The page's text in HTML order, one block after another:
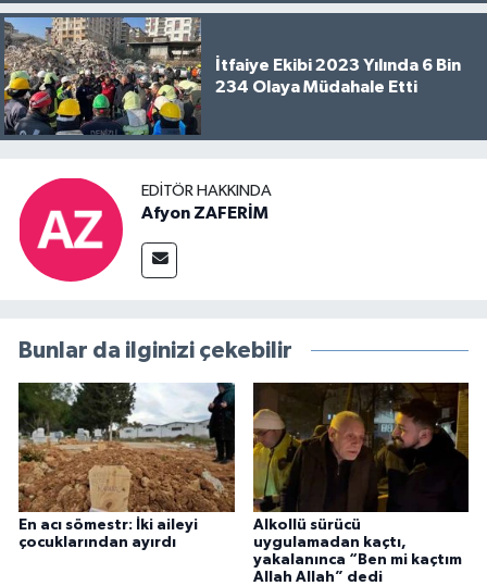
İtfaiye Ekibi 2023 Yılında 6 Bin
234 Olaya Müdahale Etti
EDITÖR HAKKINDA
Afyon ZAFERİM
Bunlar da ilginizi çekebilir
En acı sömestr: İki aileyi
çocuklarından ayırdı
Alkollü sürücü
uygulamadan kaçtı,
yakalanınca “Ben mi kaçtım
Allah Allah” dedi